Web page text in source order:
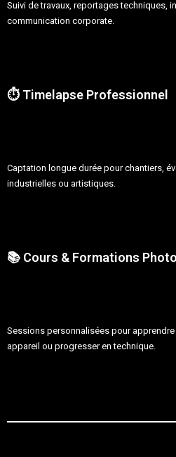
Suivi de travaux, reportages techniques,
communication corporate.
⏱️ Timelapse Professionnel
Captation longue durée pour chantiers,
industrielles ou artistiques.
📚 Cours & Formations Photo
Sessions personnalisées pour
appareil ou progresser en technique.